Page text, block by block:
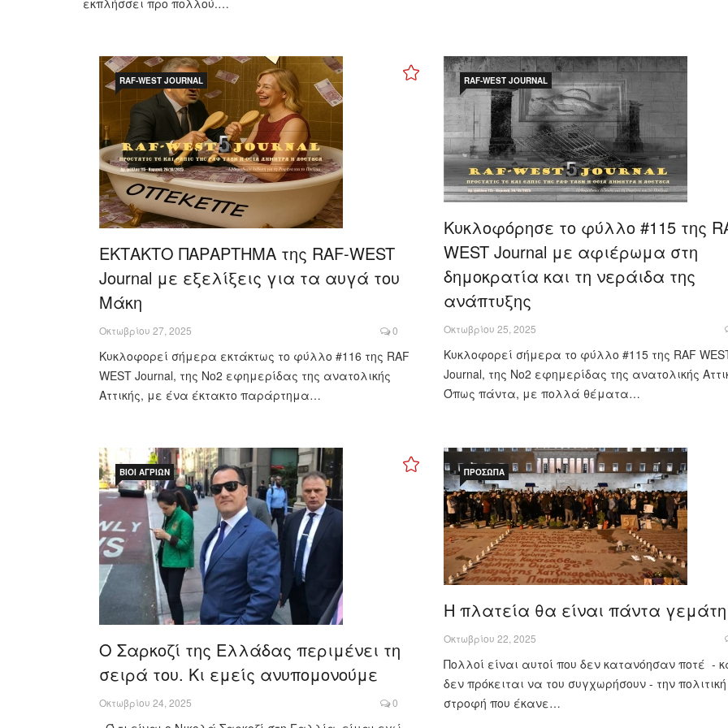
RAF-WEST JOURNAL
ΕΚΤΑΚΤΟ ΠΑΡΑΡΤΗΜΑ της RAF-WEST
Journal με εξελίξεις για τα αυγά του
Μάκη
Οκτωβρίου 27, 2025 0
Κυκλοφορεί σήμερα εκτάκτως το φύλλο #116 της RAF
WEST Journal, της Νο2 εφημερίδας της ανατολικής
Αττικής, με ένα έκτακτο παράρτημα…
RAF-WEST JOURNAL
Κυκλοφόρησε το φύλλο #115 της
WEST Journal με αφιέρωμα στη
δημοκρατία και τη νεράιδα της
ανάπτυξης
Οκτωβρίου 25, 2025
Κυκλοφορεί σήμερα το φύλλο #115 της RAF
Journal, της Νο2 εφημερίδας της ανατολικής
Όπως πάντα, με πολλά θέματα…
ΒΊΟΙ ΑΓΡΊΩΝ
Ο Σαρκοζί της Ελλάδας περιμένει τη
σειρά του. Κι εμείς ανυπομονούμε
Οκτωβρίου 24, 2025 0
ΠΡΌΣΩΠΑ
Η πλατεία θα είναι πάντα γεμάτη
Οκτωβρίου 22, 2025
Πολλοί είναι αυτοί που δεν κατανόησαν ποτέ -
δεν πρόκειται να του συγχωρήσουν - την πολιτική
στροφή που έκανε…